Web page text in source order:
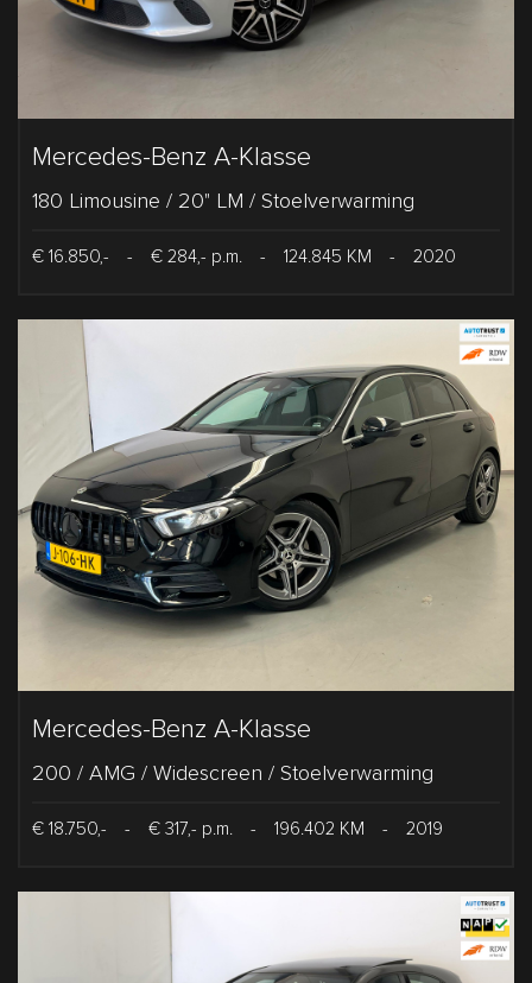
Mercedes-Benz A-Klasse
180 Limousine / 20" LM / Stoelverwarming
€ 16.850,- - € 284,- p.m. - 124.845 KM - 2020
Mercedes-Benz A-Klasse
200 / AMG / Widescreen / Stoelverwarming
€ 18.750,- - € 317,- p.m. - 196.402 KM - 2019